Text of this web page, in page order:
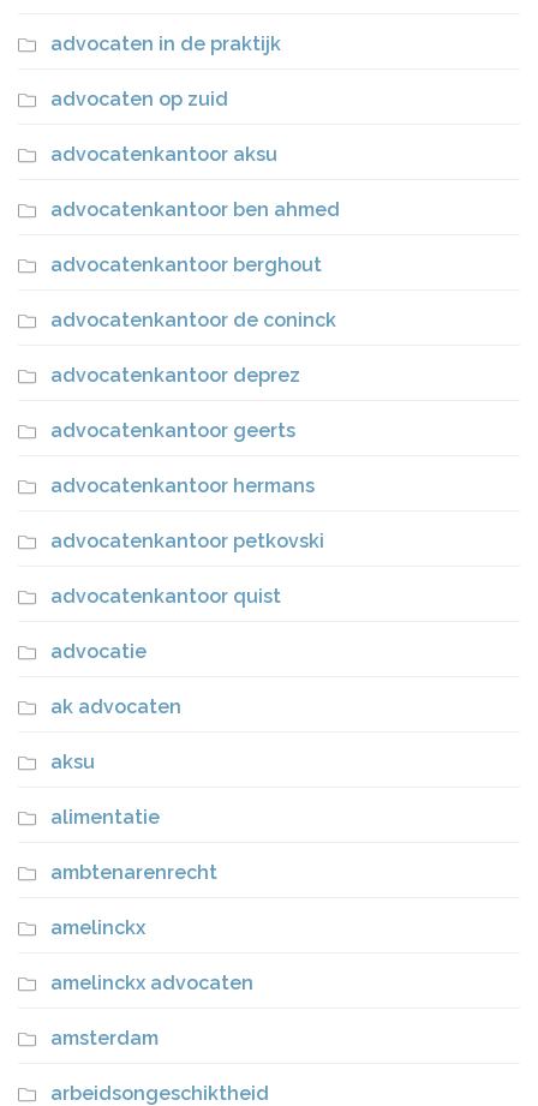
advocaten in de praktijk
advocaten op zuid
advocatenkantoor aksu
advocatenkantoor ben ahmed
advocatenkantoor berghout
advocatenkantoor de coninck
advocatenkantoor deprez
advocatenkantoor geerts
advocatenkantoor hermans
advocatenkantoor petkovski
advocatenkantoor quist
advocatie
ak advocaten
aksu
alimentatie
ambtenarenrecht
amelinckx
amelinckx advocaten
amsterdam
arbeidsongeschiktheid